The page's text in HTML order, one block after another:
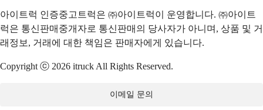
아이트럭 인증중고트럭은 ㈜아이트럭이 운영합니다. ㈜아이트
럭은 통신판매중개자로 통신판매의 당사자가 아니며, 상품 및 거
래정보, 거래에 대한 책임은 판매자에게 있습니다.
Copyright ⓒ 2026 itruck All Rights Reserved.
이메일 문의